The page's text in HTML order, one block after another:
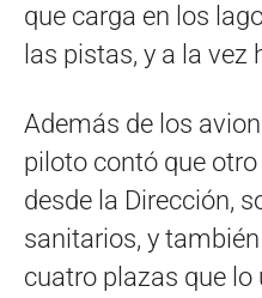
que carga en los
las pistas, y a la vez
Además de los
piloto contó que
desde la Dirección,
sanitarios, y
cuatro plazas que